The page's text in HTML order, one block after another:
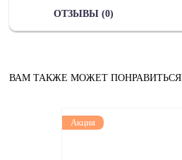
ОТЗЫВЫ (0)
ВАМ ТАКЖЕ МОЖЕТ ПОНРАВИТЬСЯ
Акция